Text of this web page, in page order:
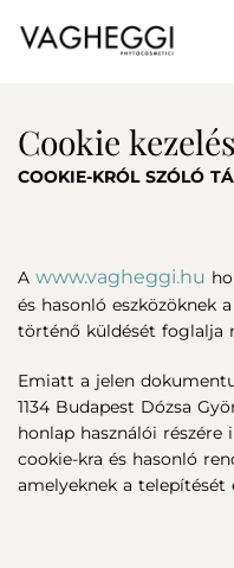
Cookie
COOKIE-KRÓL SZÓLÓ
A www.vagheggi.hu
és hasonló eszközöknek
történő küldését foglalja
Emiatt a jelen
1134 Budapest Dózsa
honlap használói
cookie-kra és hasonló
amelyeknek a telepítését